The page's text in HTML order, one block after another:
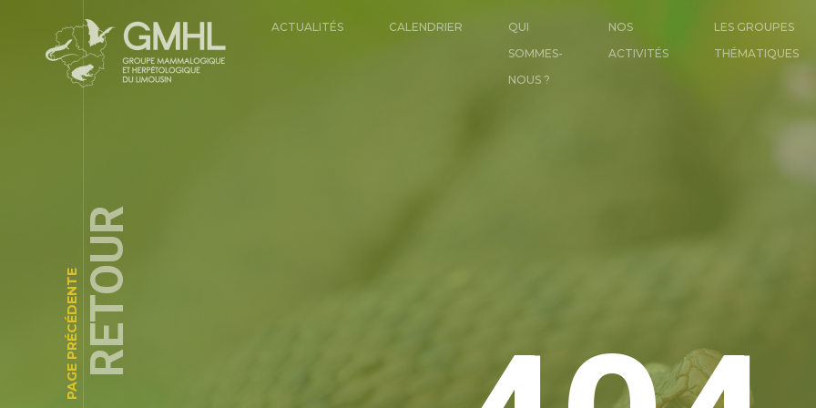
ACTUALITÉS CALENDRIER
QUI
SOMMES-
NOUS ?
NOS
ACTIVITÉS
LES GROUPES
THÉMATIQUES
PAGE PRÉCÉDENTERETOUR